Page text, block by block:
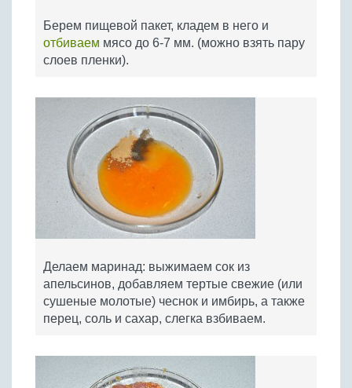
Берем пищевой пакет, кладем в него и
отбиваем мясо до 6-7 мм. (можно взять пару
слоев пленки).
Делаем маринад: выжимаем сок из
апельсинов, добавляем тертые свежие (или
сушеные молотые) чеснок и имбирь, а также
перец, соль и сахар, слегка взбиваем.